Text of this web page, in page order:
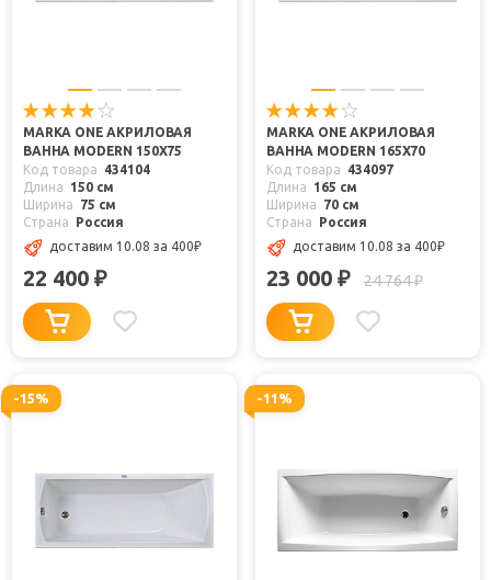
MARKA ONE АКРИЛОВАЯ
ВАННА MODERN 150X75
Код товара
434104
Длина
150 см
Ширина
75 см
Страна
Россия
доставим 10.08 за 400₽
22 400 ₽
MARKA ONE АКРИЛОВАЯ
ВАННА MODERN 165X70
Код товара
434097
Длина
165 см
Ширина
70 см
Страна
Россия
доставим 10.08 за 400₽
23 000 ₽ 24 764₽
-15% -11%